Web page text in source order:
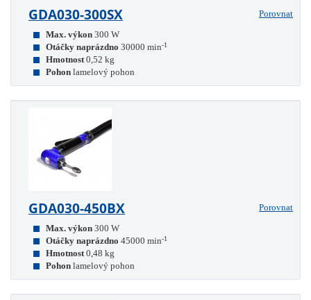
GDA030-300SX
Porovnat
Max. výkon 300 W
Otáčky naprázdno 30000 min-1
Hmotnost 0,52 kg
Pohon lamelový pohon
GDA030-450BX
Porovnat
Max. výkon 300 W
Otáčky naprázdno 45000 min-1
Hmotnost 0,48 kg
Pohon lamelový pohon